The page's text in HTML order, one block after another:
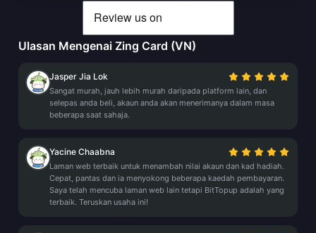
Ulasan Mengenai Zing Card (VN)
Jasper Jia Lok
Sangat murah, jauh lebih murah daripada platform lain, dan
selepas anda beli, akaun anda akan menerimanya dalam masa
beberapa saat sahaja.
Yacine Chaabna
Laman web terbaik untuk menambah nilai akaun dan kad hadiah.
Cepat, pantas dan ia menyokong beberapa kaedah pembayaran.
Saya telah mencuba laman web lain tetapi BitTopup adalah yang
terbaik. Teruskan usaha ini!